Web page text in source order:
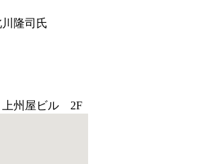
隆司氏
州屋ビル 2F